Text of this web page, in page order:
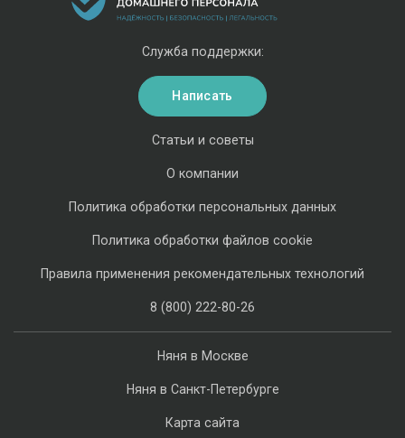
Няня в Москве
Няня в Санкт-Петербурге
Карта сайта
Статьи и советы
О компании
Политика обработки персональных данных
Политика обработки файлов cookie
Правила применения рекомендательных технологий
8 (800) 222-80-26
Служба поддержки:
Написать